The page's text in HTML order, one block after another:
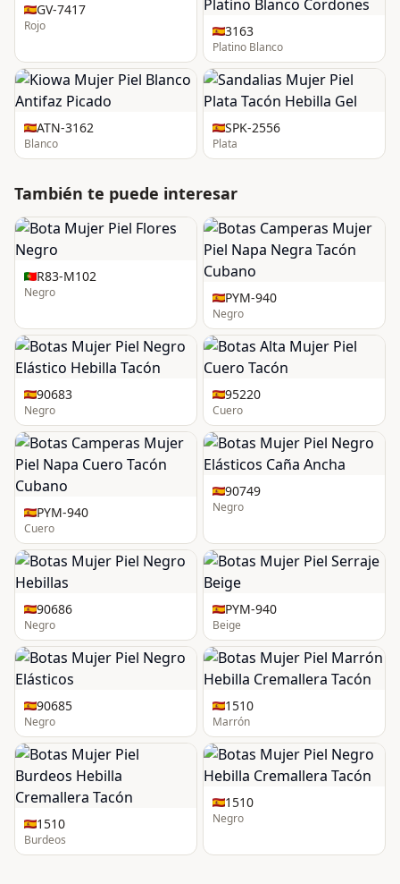
GV-7417
Rojo 3163
Platino Blanco
ATN-3162
Blanco
SPK-2556
Plata
También te puede interesar
R83-M102
Negro PYM-940
Negro
90683
Negro
95220
Cuero
PYM-940
Cuero
90749
Negro
90686
Negro
PYM-940
Beige
90685
Negro
1510
Marrón
1510
Burdeos
1510
Negro